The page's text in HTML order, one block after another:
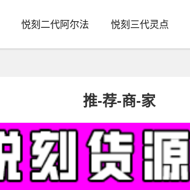
悦刻二代阿尔法 悦刻三代灵点